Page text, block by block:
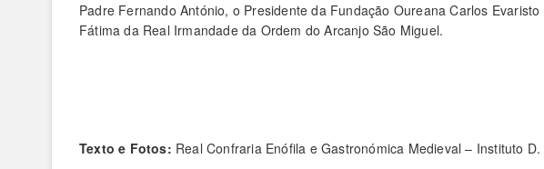
Padre Fernando António, o Presidente da Fundação Oureana Carlos
Fátima da Real Irmandade da Ordem do Arcanjo São Miguel.
Texto e Fotos: Real Confraria Enófila e Gastronómica Medieval – Instituto